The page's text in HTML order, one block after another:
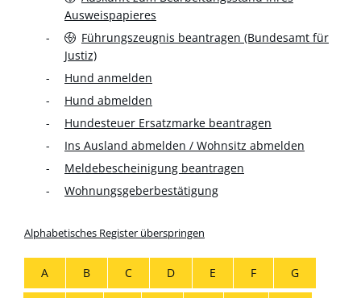
Ausweispapieres
Führungszeugnis beantragen (Bundesamt für
Justiz)
Hund anmelden
Hund abmelden
Hundesteuer Ersatzmarke beantragen
Ins Ausland abmelden / Wohnsitz abmelden
Meldebescheinigung beantragen
Wohnungsgeberbestätigung
Alphabetisches Register überspringen
A B C D E F G